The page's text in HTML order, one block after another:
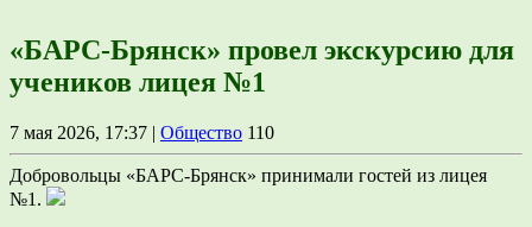
«БАРС-Брянск» провел экскурсию для
учеников лицея №1
7 мая 2026, 17:37 | Общество 110
Добровольцы «БАРС-Брянск» принимали гостей из лицея
№1.